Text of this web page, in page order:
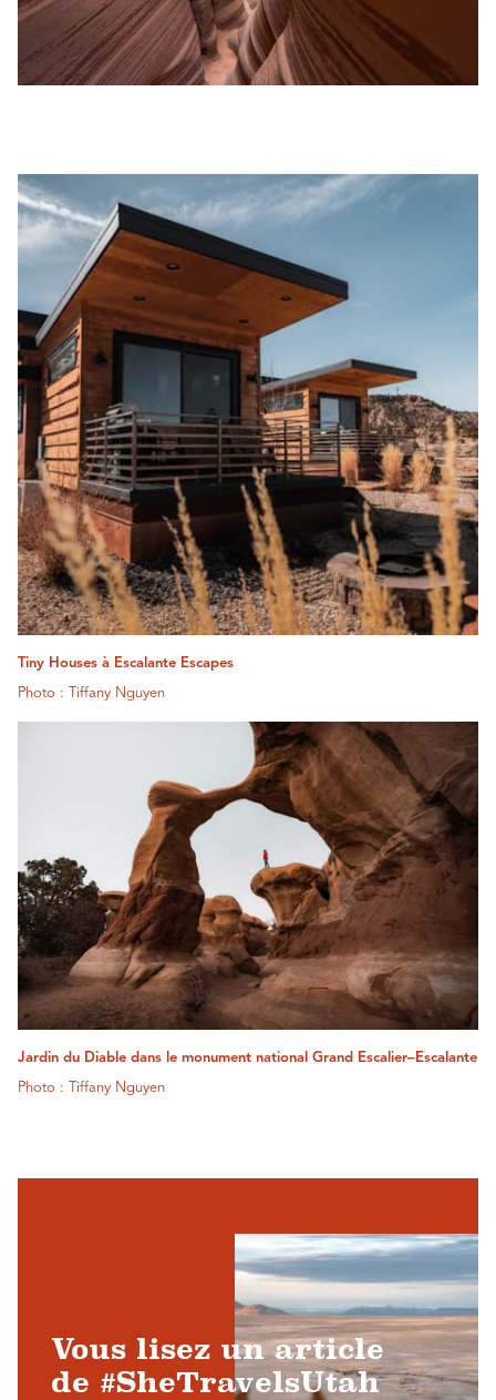
Tiny Houses à Escalante Escapes
Photo : Tiffany Nguyen
Jardin du Diable dans le monument national Grand Escalier–Escalante
Photo : Tiffany Nguyen
Vous lisez un article
de #SheTravelsUtah